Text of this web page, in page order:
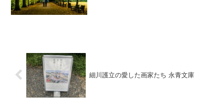
細川護立の愛した画家たち 永青文庫